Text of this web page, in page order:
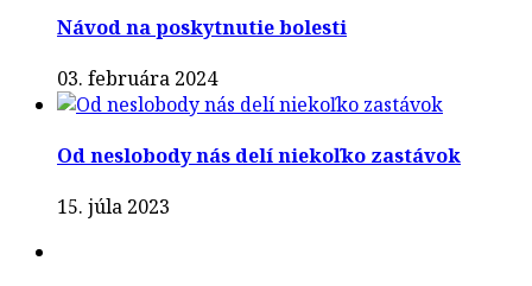
Návod na poskytnutie bolesti
03. februára 2024
Od neslobody nás delí niekoľko zastávok
15. júla 2023